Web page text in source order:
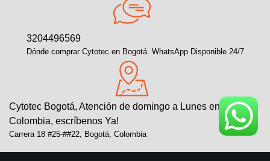
3204496569
Dónde comprar Cytotec en Bogotá. WhatsApp Disponible 24/7
Cytotec Bogotá, Atención de domingo a Lunes en toda
Colombia, escríbenos Ya!
Carrera 18 #25-##22, Bogotá, Colombia